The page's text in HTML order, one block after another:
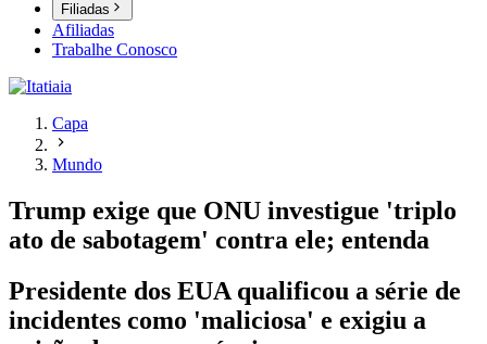
Filiadas
Afiliadas
Trabalhe Conosco
Capa
Mundo
Trump exige que ONU investigue 'triplo
ato de sabotagem' contra ele; entenda
Presidente dos EUA qualificou a série de
incidentes como 'maliciosa' e exigiu a